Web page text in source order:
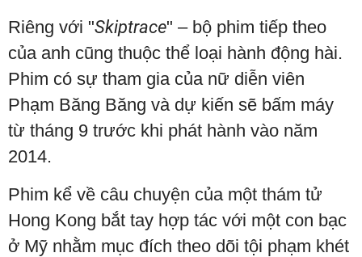
Riêng với "Skiptrace" – bộ phim tiếp theo
của anh cũng thuộc thể loại hành động hài.
Phim có sự tham gia của nữ diễn viên
Phạm Băng Băng và dự kiến sẽ bấm máy
từ tháng 9 trước khi phát hành vào năm
2014.
Phim kể về câu chuyện của một thám tử
Hong Kong bắt tay hợp tác với một con bạc
ở Mỹ nhằm mục đích theo dõi tội phạm khét